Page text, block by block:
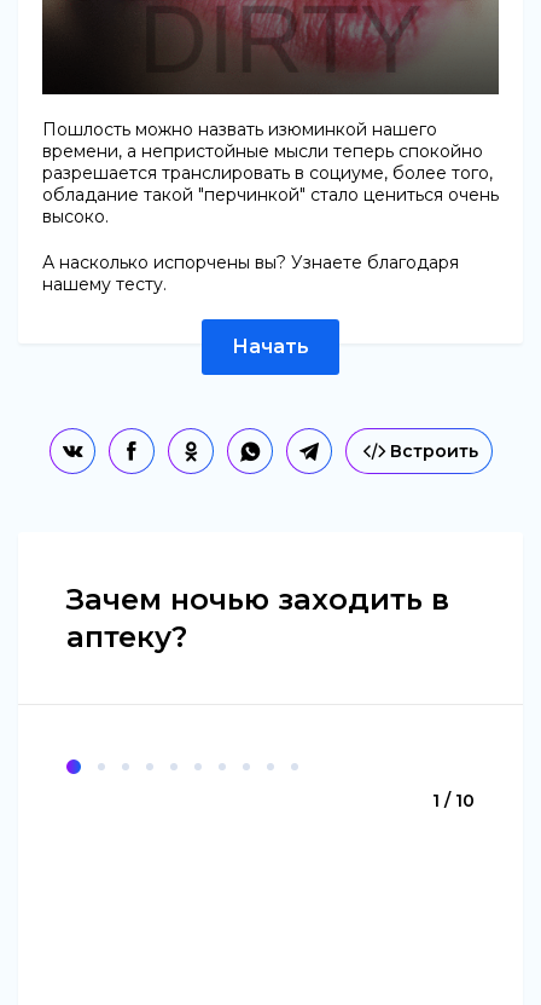
Пошлость можно назвать изюминкой нашего
времени, а непристойные мысли теперь спокойно
разрешается транслировать в социуме, более того,
обладание такой "перчинкой" стало цениться очень
высоко.
А насколько испорчены вы? Узнаете благодаря
нашему тесту.
Начать
Встроить
Зачем ночью заходить в
аптеку?
1 / 10